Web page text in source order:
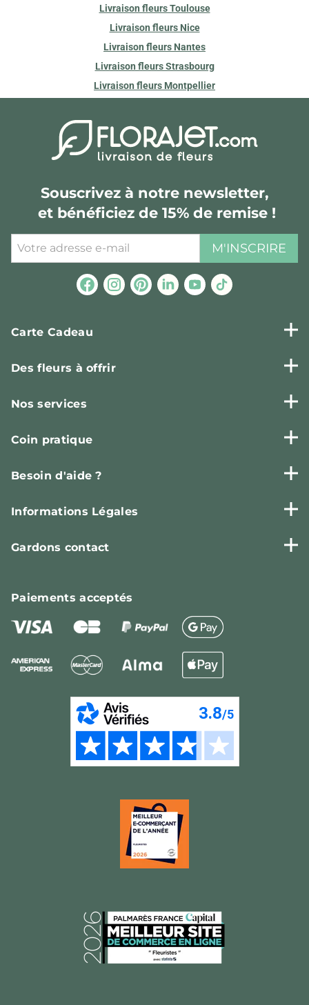
Livraison fleurs Toulouse
Livraison fleurs Nice
Livraison fleurs Nantes
Livraison fleurs Strasbourg
Livraison fleurs Montpellier
Souscrivez à notre newsletter,
et bénéficiez de 15% de remise !
M'INSCRIRE
Carte Cadeau
Des fleurs à offrir
Nos services
Coin pratique
Besoin d'aide ?
Informations Légales
Gardons contact
Paiementsacceptés